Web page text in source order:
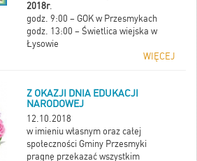
2018r.
godz. 9:00 – GOK w Przesmykach
godz. 13:00 – Świetlica wiejska w
Łysowie
WIĘCEJ
Z OKAZJI DNIA EDUKACJI
NARODOWEJ
12.10.2018
w imieniu własnym oraz całej
społeczności Gminy Przesmyki
pragnę przekazać wszystkim